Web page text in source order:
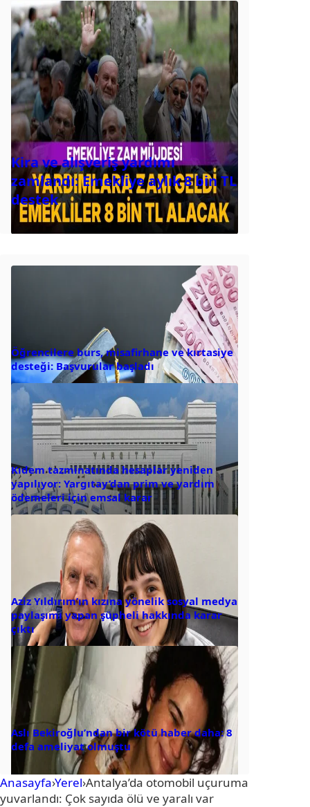
Kira ve alışveriş yardımı
zamlandı: Emekliye aylık 8 bin TL
destek
Öğrencilere burs, misafirhane ve kırtasiye
desteği: Başvurular başladı
Kıdem tazminatında hesaplar yeniden
yapılıyor: Yargıtay’dan prim ve yardım
ödemeleri için emsal karar
Aziz Yıldırım’ın kızına yönelik sosyal medya
paylaşımı yapan şüpheli hakkında karar
çıktı
Aslı Bekiroğlu’ndan bir kötü haber daha: 8
defa ameliyat olmuştu
Anasayfa›Yerel›Antalya’da otomobil uçuruma
yuvarlandı: Çok sayıda ölü ve yaralı var